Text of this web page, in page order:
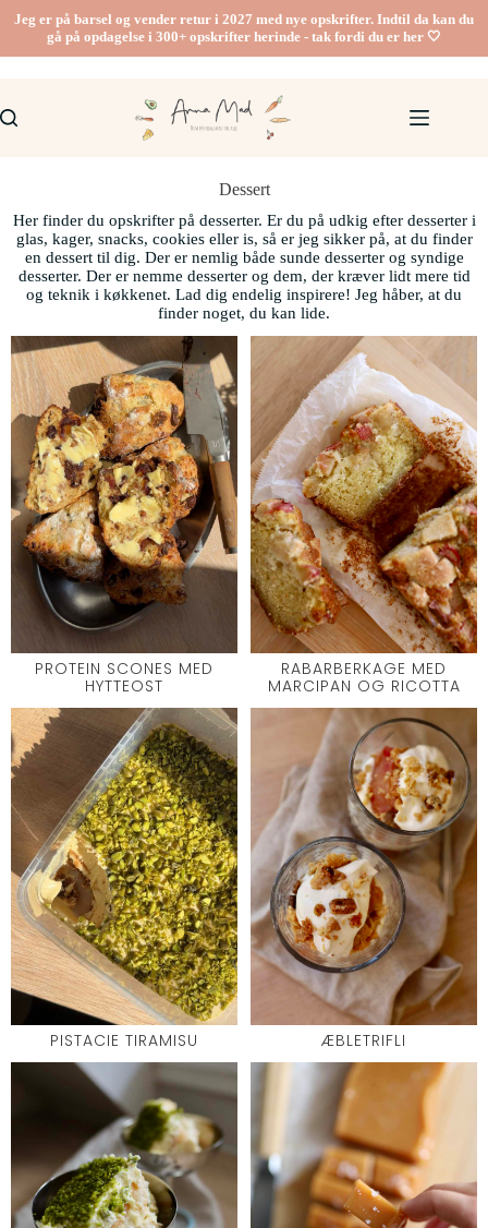
Jeg er på barsel og vender retur i 2027 med nye opskrifter. Indtil da kan du
gå på opdagelse i 300+ opskrifter herinde - tak fordi du er her 🤍
Dessert
Her finder du opskrifter på desserter. Er du på udkig efter desserter i
glas, kager, snacks, cookies eller is, så er jeg sikker på, at du finder
en dessert til dig. Der er nemlig både sunde desserter og syndige
desserter. Der er nemme desserter og dem, der kræver lidt mere tid
og teknik i køkkenet. Lad dig endelig inspirere! Jeg håber, at du
finder noget, du kan lide.
PROTEIN SCONES MED
HYTTEOST
RABARBERKAGE MED
MARCIPAN OG RICOTTA
PISTACIE TIRAMISU ÆBLETRIFLI